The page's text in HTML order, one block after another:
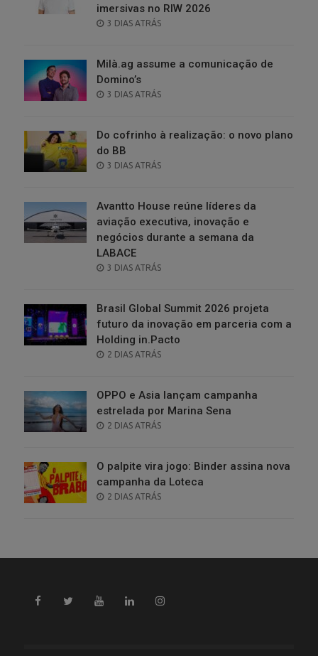
imersivas no RIW 2026
POSTED
3 DIAS ATRÁS
Milà.ag assume a comunicação de
Domino’s
POSTED
3 DIAS ATRÁS
Do cofrinho à realização: o novo plano
do BB
POSTED
3 DIAS ATRÁS
Avantto House reúne líderes da
aviação executiva, inovação e
negócios durante a semana da
LABACE
POSTED
3 DIAS ATRÁS
Brasil Global Summit 2026 projeta
futuro da inovação em parceria com a
Holding in.Pacto
POSTED
2 DIAS ATRÁS
OPPO e Asia lançam campanha
estrelada por Marina Sena
POSTED
2 DIAS ATRÁS
O palpite vira jogo: Binder assina nova
campanha da Loteca
POSTED
2 DIAS ATRÁS